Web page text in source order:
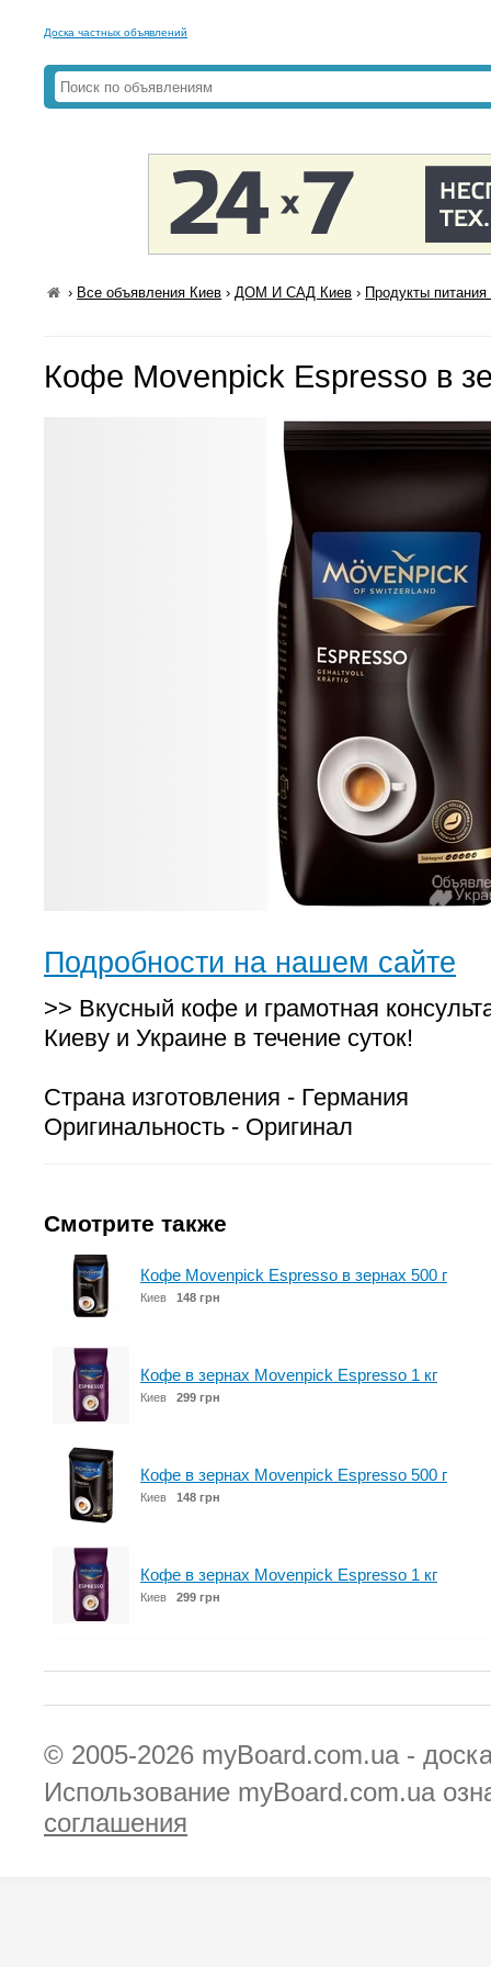
Доска частных объявлений
› Все объявления Киев ›ДОМ И САД Киев › Продукты
Кофе Movenpick Espresso в
Подробности на нашем сайте
>> Вкусный кофе и грамотная
Киеву и Украине в течение суток!
Страна изготовления - Германия
Оригинальность - Оригинал
Смотрите также
Кофе Movenpick Espresso в зернах 500 г
Киев 148 грн
Кофе в зернах Movenpick Espresso 1 кг
Киев 299 грн
Кофе в зернах Movenpick Espresso 500 г
Киев 148 грн
Кофе в зернах Movenpick Espresso 1 кг
Киев 299 грн
© 2005-2026 myBoard.com.ua -
Использование myBoard.com.ua
соглашения